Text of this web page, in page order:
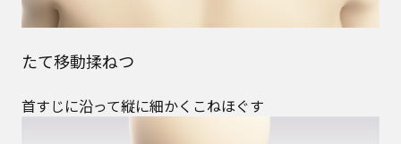
たて移動揉ねつ
首すじに沿って縦に細かくこねほぐす